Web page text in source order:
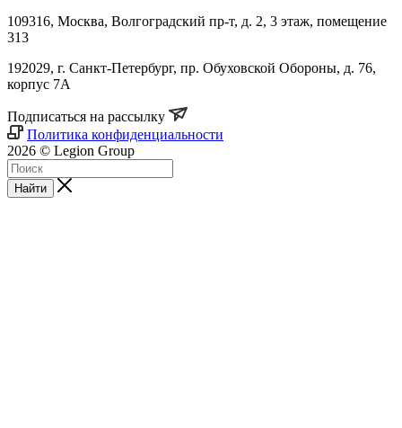
109316, Москва, Волгоградский пр-т, д. 2, 3 этаж, помещение
313
192029, г. Санкт-Петербург, пр. Обуховской Обороны, д. 76,
корпус 7А
Подписаться на рассылку
Политика конфиденциальности
2026 © Legion Group
Найти